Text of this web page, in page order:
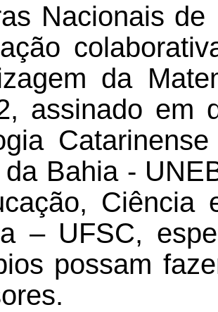
Nacionais
da
assinado em
da Bahia -
Ciência
– UFSC,
possam